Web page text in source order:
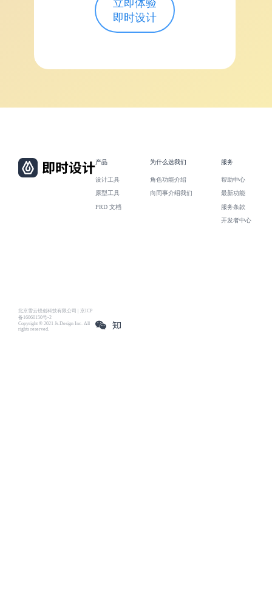
立即体验
即时设计
北京雪云锐创科技有限公司 | 京ICP
备16060150号-2
Copyright © 2021 Js.Design Inc. All
rights reserved.
产品
设计工具
原型工具
PRD 文档
为什么选我们
角色功能介绍
向同事介绍我们
服务
帮助中心
最新功能
服务条款
开发者中心